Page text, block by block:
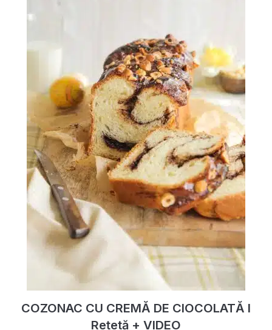
COZONAC CU CREMĂ DE CIOCOLATĂ I
Rețetă + VIDEO